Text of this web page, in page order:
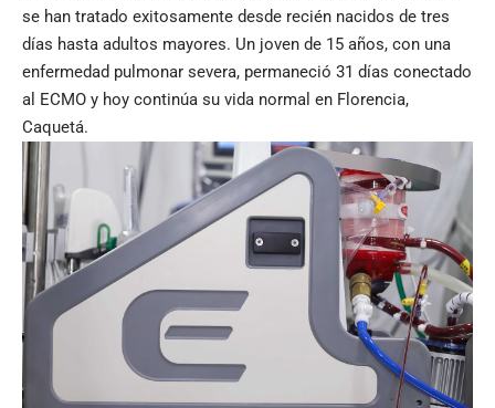
se han tratado exitosamente desde recién nacidos de tres
días hasta adultos mayores. Un joven de 15 años, con una
enfermedad pulmonar severa, permaneció 31 días conectado
al ECMO y hoy continúa su vida normal en Florencia,
Caquetá.